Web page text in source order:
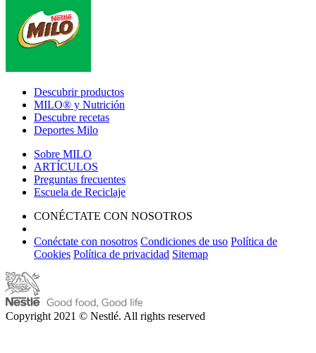
Footer
Descubrir productos
MILO® y Nutrición
Descubre recetas
Deportes Milo
Sobre MILO
ARTÍCULOS
Preguntas frecuentes
Escuela de Reciclaje
CONÉCTATE CON NOSOTROS
Conéctate con nosotros Condiciones de uso Política de
Cookies Política de privacidad Sitemap
Copyright 2021 © Nestlé. All rights reserved